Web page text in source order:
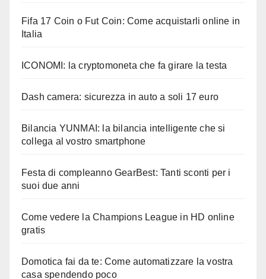
Fifa 17 Coin o Fut Coin: Come acquistarli online in
Italia
ICONOMI: la cryptomoneta che fa girare la testa
Dash camera: sicurezza in auto a soli 17 euro
Bilancia YUNMAI: la bilancia intelligente che si
collega al vostro smartphone
Festa di compleanno GearBest: Tanti sconti per i
suoi due anni
Come vedere la Champions League in HD online
gratis
Domotica fai da te: Come automatizzare la vostra
casa spendendo poco